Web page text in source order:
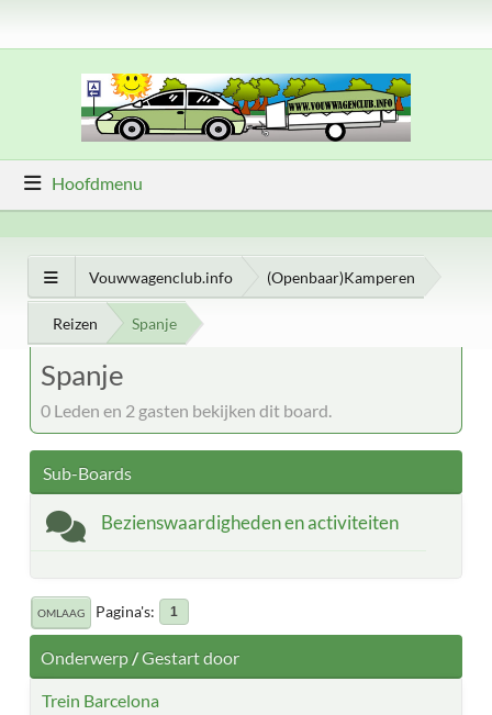
Hoofdmenu
Vouwwagenclub.info (Openbaar)Kamperen
Reizen Spanje
Spanje
0 Leden en 2 gasten bekijken dit board.
Sub-Boards
Bezienswaardigheden en activiteiten
OMLAAG Pagina's 1
Onderwerp/Gestart door
Trein Barcelona